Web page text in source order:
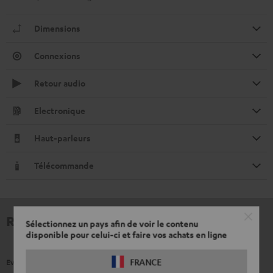
Sélectionnez un pays afin de voir le contenu
disponible pour celui-ci et faire vos achats en ligne
FRANCE
Dimensions
Connexions
Retour audio
Electronique
Haut-parleurs
Télécommande
Revues et tests
Evaluations de nos client(e)s pour ce produit.